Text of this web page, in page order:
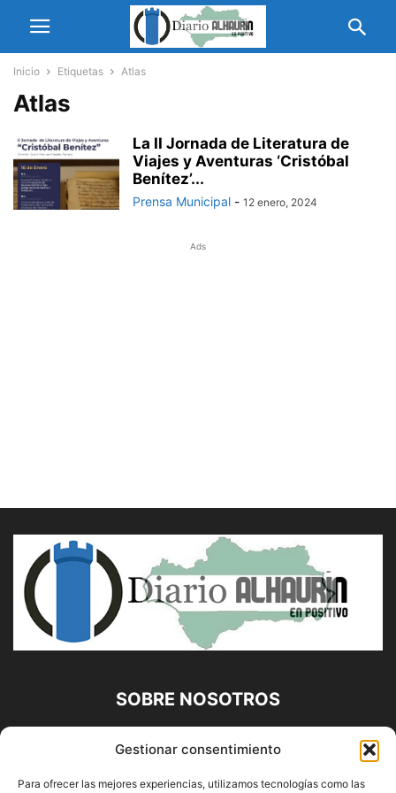
Gestionar consentimiento
Para ofrecer las mejores experiencias, utilizamos tecnologías como las
Inicio Etiquetas Atlas
Atlas
La II Jornada de Literatura de
Viajes y Aventuras ‘Cristóbal
Benítez’...
Prensa Municipal - 12 enero, 2024
Ads
SOBRE NOSOTROS
Diario Alhaurín (www.alhaurindelatorre.com) Propiedad de
Francisco E. López López | 639 95 71 95 | Noticias de
Alhaurín de la Torre, Málaga y Provincia|